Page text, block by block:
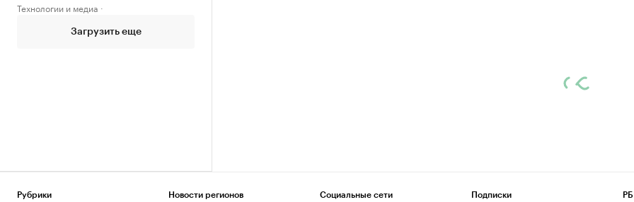
Технологии и медиа
Загрузить еще
Рубрики Новости регионов Социальные сети Подписки